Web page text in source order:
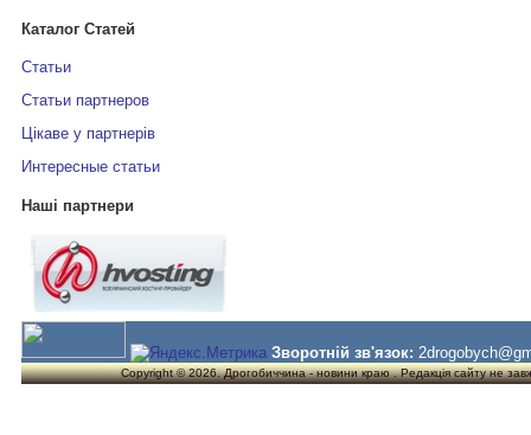
Каталог Статей
Статьи
Статьи партнеров
Цікаве у партнерів
Интересные статьи
Наші партнери
Зворотній зв'язок:
Copyright © 2026. Дрогобиччина - новини краю . Редакція сайту не